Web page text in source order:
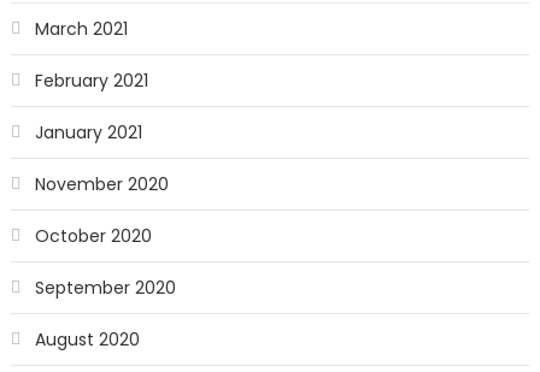
March 2021
February 2021
January 2021
November 2020
October 2020
September 2020
August 2020